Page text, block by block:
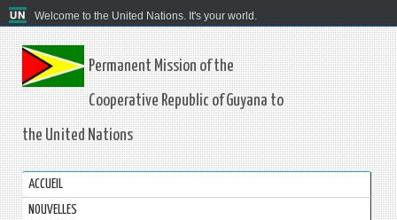
Welcome to the United Nations. It's your world.
Permanent Mission of the
Cooperative Republic of Guyana to
the United Nations
ACCUEIL
NOUVELLES